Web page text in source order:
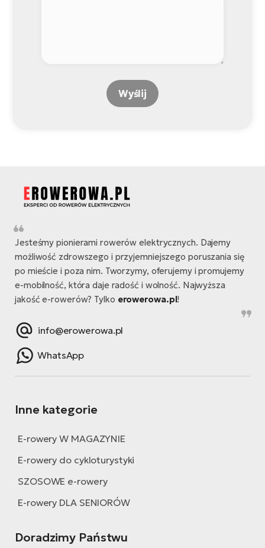
Wyślij
Jesteśmy pionierami rowerów elektrycznych. Dajemy
możliwość zdrowszego i przyjemniejszego poruszania się
po mieście i poza nim. Tworzymy, oferujemy i promujemy
e-mobilność, która daje radość i wolność. Najwyższa
jakość e-rowerów? Tylko erowerowa.pl!
info@erowerowa.pl
WhatsApp
Inne kategorie
E-rowery W MAGAZYNIE
E-rowery do cykloturystyki
SZOSOWE e-rowery
E-rowery DLA SENIORÓW
Doradzimy Państwu